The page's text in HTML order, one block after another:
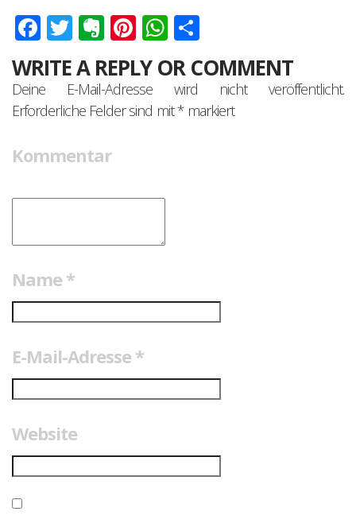
Facebook
Twitter
Evernote
Pinterest
WhatsApp
WRITE A REPLY OR COMMENT
Deine E-Mail-Adresse wird nicht veröffentlicht.
Erforderliche Felder sind mit*markiert
Kommentar
Name *
E-Mail-Adresse *
Website